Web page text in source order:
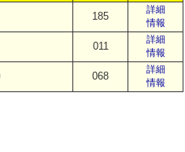
185
詳細
情報
011
詳細
情報
068
詳細
情報